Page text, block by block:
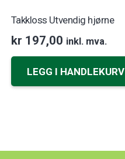
Takkloss Utvendig hjørne
kr 197,00 inkl. mva.
LEGG I HANDLEKURV